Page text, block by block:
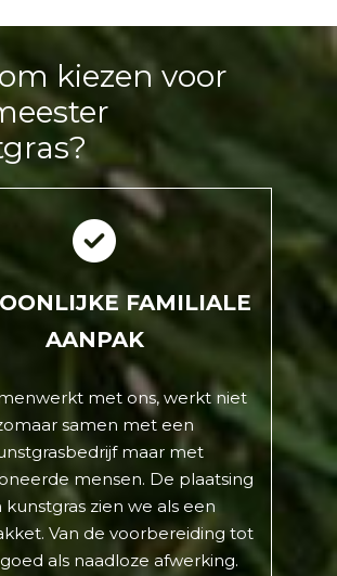
kiezen voor
FAMILIALE
AANPAK
met ons, werkt niet
samen met een
maar met
mensen. De plaatsing
kunstgras zien we als een
Van de voorbereiding tot
als naadloze afwerking.